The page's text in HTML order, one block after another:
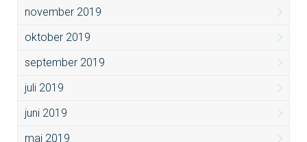
november 2019
oktober 2019
september 2019
juli 2019
juni 2019
mai 2019